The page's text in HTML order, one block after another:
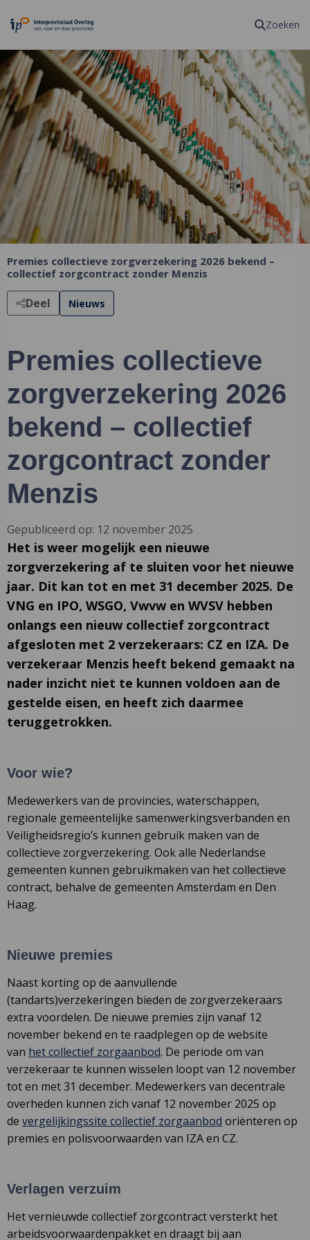
Homepagina Zoeken
Premies collectieve zorgverzekering 2026 bekend –
collectief zorgcontract zonder Menzis
Deel Nieuws
Premies collectieve
zorgverzekering 2026
bekend – collectief
zorgcontract zonder
Menzis
Gepubliceerd op: 12 november 2025
Het is weer mogelijk een nieuwe
zorgverzekering af te sluiten voor het nieuwe
jaar. Dit kan tot en met 31 december 2025. De
VNG en IPO, WSGO, Vwvw en WVSV hebben
onlangs een nieuw collectief zorgcontract
afgesloten met 2 verzekeraars: CZ en IZA. De
verzekeraar Menzis heeft bekend gemaakt na
nader inzicht niet te kunnen voldoen aan de
gestelde eisen, en heeft zich daarmee
teruggetrokken.
Voor wie?
Medewerkers van de provincies, waterschappen,
regionale gemeentelijke samenwerkingsverbanden en
Veiligheidsregio’s kunnen gebruik maken van de
collectieve zorgverzekering. Ook alle Nederlandse
gemeenten kunnen gebruikmaken van het collectieve
contract, behalve de gemeenten Amsterdam en Den
Haag.
Nieuwe premies
Naast korting op de aanvullende
(tandarts)verzekeringen bieden de zorgverzekeraars
extra voordelen. De nieuwe premies zijn vanaf 12
november bekend en te raadplegen op de website
van het collectief zorgaanbod. De periode om van
verzekeraar te kunnen wisselen loopt van 12 november
tot en met 31 december. Medewerkers van decentrale
overheden kunnen zich vanaf 12 november 2025 op
de vergelijkingssite collectief zorgaanbod oriënteren op
premies en polisvoorwaarden van IZA en CZ.
Verlagen verzuim
Het vernieuwde collectief zorgcontract versterkt het
arbeidsvoorwaardenpakket en draagt bij aan